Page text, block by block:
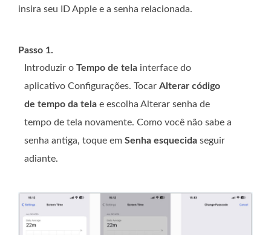
insira seu ID Apple e a senha relacionada.
Passo 1.
Introduzir o Tempo de tela interface do
aplicativo Configurações. Tocar Alterar código
de tempo da tela e escolha Alterar senha de
tempo de tela novamente. Como você não sabe a
senha antiga, toque em Senha esquecida seguir
adiante.